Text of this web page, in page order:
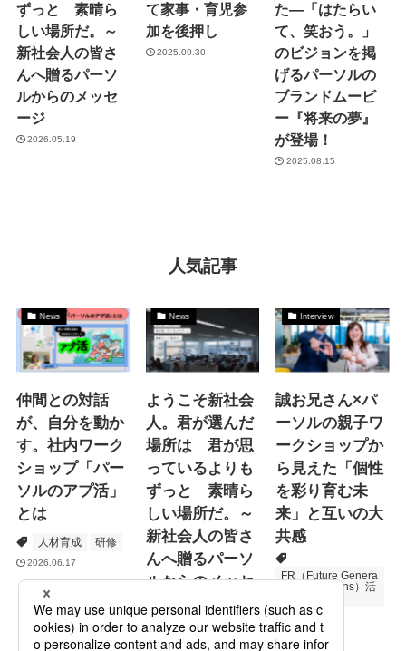
ずっと 素晴ら
しい場所だ。～
新社会人の皆さ
んへ贈るパーソ
ルからのメッセ
ージ
2026.05.19
て家事・育児参
加を後押し
2025.09.30
た―「はたらい
て、笑おう。」
のビジョンを掲
げるパーソルの
ブランドムービ
ー『将来の夢』
が登場！
2025.08.15
人気記事
News
仲間との対話
が、自分を動か
す。社内ワーク
ショップ「パー
ソルのアプ活」
とは
人材育成 研修
2026.06.17
News
ようこそ新社会
人。君が選んだ
場所は 君が思
っているよりも
ずっと 素晴ら
しい場所だ。～
新社会人の皆さ
んへ贈るパーソ
ルからのメッセ
ージ
プロモーション
Interview
誠お兄さん×パ
ーソルの親子ワ
ークショップか
ら見えた「個性
を彩り育む未
来」と互いの大
共感
FR（Future Genera
tions Relations）活
次世代育成
2026.06.16